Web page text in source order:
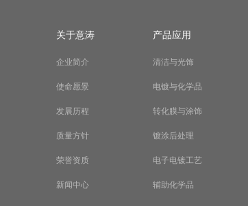
关于意涛
企业简介
使命愿景
发展历程
质量方针
荣誉资质
新闻中心
产品应用
清洁与光饰
电镀与化学品
转化膜与涂饰
镀涂后处理
电子电镀工艺
辅助化学品